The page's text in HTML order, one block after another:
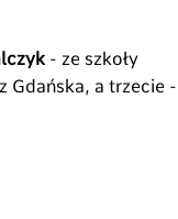
- ze szkoły
Gdańska, a trzecie -